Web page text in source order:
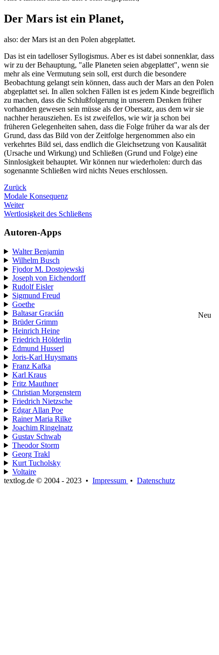
Der Mars ist ein Planet,
also: der Mars ist an den Polen abgeplattet.
Das ist ein tadelloser Syllogismus. Aber es ist dabei sonnenklar, dass
wir zu der Behauptung, "alle Planeten seien abgeplattet", wenn sie
mehr als eine Vermutung sein soll, erst durch die besondere
Beobachtung gelangt sein können, dass auch der Mars an den Polen
abgeplattet sei. In allen solchen Fällen ist es jedem Kinde begreiflich
zu machen, dass die Schlußfolgerung in unserem Denken früher
vorhanden gewesen sein müsse als der Obersatz, aus dem wir sie
nachher herausziehen. Es ist zweifellos, wie wir ja schon bei
früheren Gelegenheiten sahen, dass die Folge früher da war als der
Grund, dass das Bild von der Zeitfolge hergenommen also ein
verkehrtes Bild sei, dass endlich die Gleichsetzung von Kausalität
(Ursache und Wirkung) und Schließen (Grund und Folge) eine
Sinnlosigkeit behauptet. Wir können nur wiederholen: durch das
sogenannte Schließen wird nichts Neues erschlossen.
Zurück
Modale Konsequenz
Weiter
Wertlosigkeit des Schließens
Autoren-Apps
Walter Benjamin
Wilhelm Busch
Fjodor M. Dostojewski
Joseph von Eichendorff
Rudolf Eisler
Sigmund Freud
Goethe
Baltasar Gracián
Neu
Brüder Grimm
Heinrich Heine
Friedrich Hölderlin
Edmund Husserl
Joris-Karl Huysmans
Franz Kafka
Karl Kraus
Fritz Mauthner
Christian Morgenstern
Friedrich Nietzsche
Edgar Allan Poe
Rainer Maria Rilke
Joachim Ringelnatz
Gustav Schwab
Theodor Storm
Georg Trakl
Kurt Tucholsky
Voltaire
textlog.de © 2004 - 2023 • Impressum • Datenschutz